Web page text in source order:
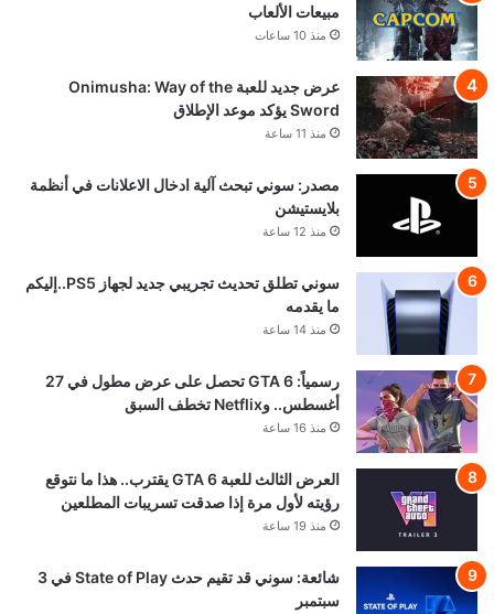
مبيعات الألعاب
منذ 10 ساعات
عرض جديد للعبة Onimusha: Way of the
Sword يؤكد موعد الإطلاق
منذ 11 ساعة
مصدر: سوني تبحث آلية ادخال الاعلانات في أنظمة
بلايستيشن
منذ 12 ساعة
سوني تطلق تحديث تجريبي جديد لجهاز PS5..إليكم
ما يقدمه
منذ 14 ساعة
رسمياً: GTA 6 تحصل على عرض مطول في 27
أغسطس.. وNetflix تخطف السبق
منذ 16 ساعة
العرض الثالث للعبة GTA 6 يقترب.. هذا ما نتوقع
رؤيته لأول مرة إذا صدقت تسريبات المطلعين
منذ 19 ساعة
شائعة: سوني قد تقيم حدث State of Play في 3
سبتمبر